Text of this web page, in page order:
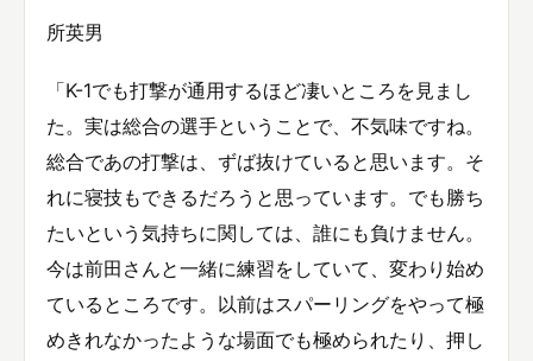
所英男
「K-1でも打撃が通用するほど凄いところを見まし
た。実は総合の選手ということで、不気味ですね。
総合であの打撃は、ずば抜けていると思います。そ
れに寝技もできるだろうと思っています。でも勝ち
たいという気持ちに関しては、誰にも負けません。
今は前田さんと一緒に練習をしていて、変わり始め
ているところです。以前はスパーリングをやって極
めきれなかったような場面でも極められたり、押し